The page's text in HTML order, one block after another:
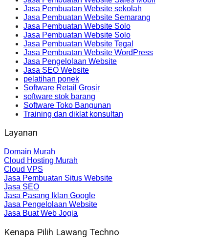
Jasa Pembuatan Website sekolah
Jasa Pembuatan Website Semarang
Jasa Pembuatan Website Solo
Jasa Pembuatan Website Solo
Jasa Pembuatan Website Tegal
Jasa Pembuatan Website WordPress
Jasa Pengelolaan Website
Jasa SEO Website
pelatihan ponek
Software Retail Grosir
software stok barang
Software Toko Bangunan
Training dan diklat konsultan
Layanan
Domain Murah
Cloud Hosting Murah
Cloud VPS
Jasa Pembuatan Situs Website
Jasa SEO
Jasa Pasang Iklan Google
Jasa Pengelolaan Website
Jasa Buat Web Jogja
Kenapa Pilih Lawang Techno